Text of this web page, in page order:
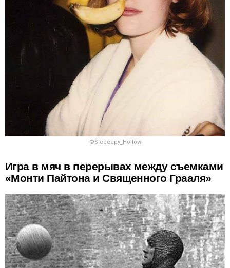
©Sleeeepy_Hollow
Игра в мяч в перерывах между съемками
«Монти Пайтона и Священного Грааля»